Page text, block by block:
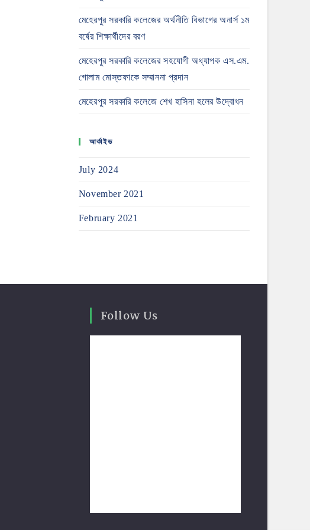
মেহেরপুর সরকারি কলেজের অর্থনীতি বিভাগের অনার্স ১ম
বর্ষের শিক্ষার্থীদের বরণ
মেহেরপুর সরকারি কলেজের সহযোগী অধ্যাপক এস.এম.
গোলাম মোস্তফাকে সম্মাননা প্রদান
মেহেরপুর সরকারি কলেজে শেখ হাসিনা হলের উদ্বোধন
আর্কাইভ
July 2024
November 2021
February 2021
Follow Us